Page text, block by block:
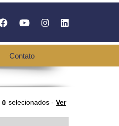
Contato
0 selecionados - Ver